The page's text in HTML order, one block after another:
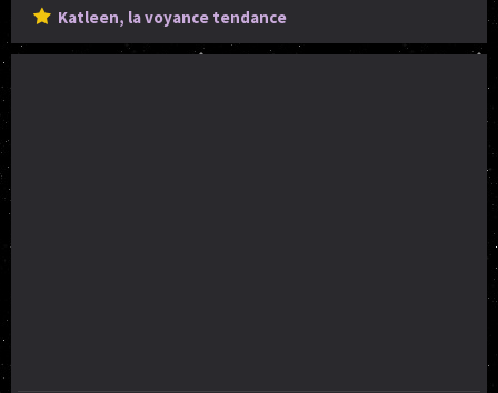
Katleen, la voyance tendance